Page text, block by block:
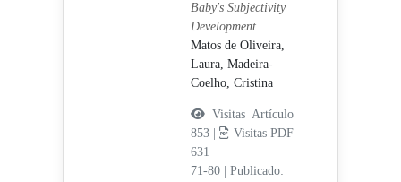
Baby's Subjectivity
Development
Matos de Oliveira,
Laura, Madeira-
Coelho, Cristina
Visitas Artículo
853 |
Visitas PDF
631
71-80
Publicado: